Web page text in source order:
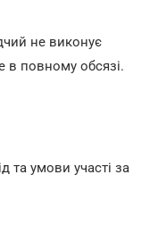
не виконує
в повному обсязі.
та умови участі за